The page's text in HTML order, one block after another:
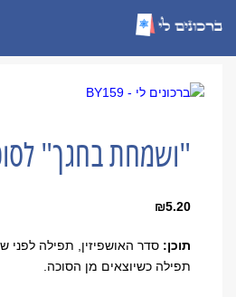
"ושמחת בחגך"
₪5.20
תוכן: סדר האושפיזין, תפילה לפני
תפילה כשיוצאים מן הסוכה